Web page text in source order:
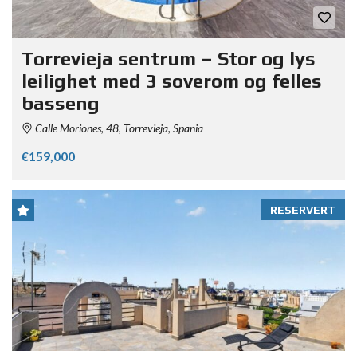
Torrevieja sentrum – Stor og lys
leilighet med 3 soverom og felles
basseng
Calle Moriones, 48, Torrevieja, Spania
€159,000
RESERVERT